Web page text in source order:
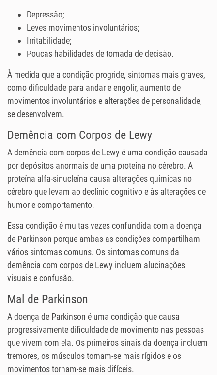
Depressão;
Leves movimentos involuntários;
Irritabilidade;
Poucas habilidades de tomada de decisão.
À medida que a condição progride, sintomas mais graves,
como dificuldade para andar e engolir, aumento de
movimentos involuntários e alterações de personalidade,
se desenvolvem.
Demência com Corpos de Lewy
A demência com corpos de Lewy é uma condição causada
por depósitos anormais de uma proteína no cérebro. A
proteína alfa-sinucleína causa alterações químicas no
cérebro que levam ao declínio cognitivo e às alterações de
humor e comportamento.
Essa condição é muitas vezes confundida com a doença
de Parkinson porque ambas as condições compartilham
vários sintomas comuns. Os sintomas comuns da
demência com corpos de Lewy incluem alucinações
visuais e confusão.
Mal de Parkinson
A doença de Parkinson é uma condição que causa
progressivamente dificuldade de movimento nas pessoas
que vivem com ela. Os primeiros sinais da doença incluem
tremores, os músculos tornam-se mais rígidos e os
movimentos tornam-se mais difíceis.